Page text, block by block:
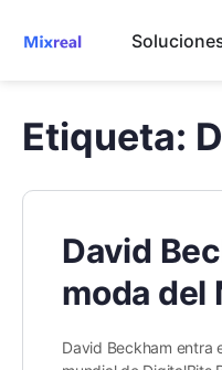
Etiqueta:
David
moda del
David Beckham entra